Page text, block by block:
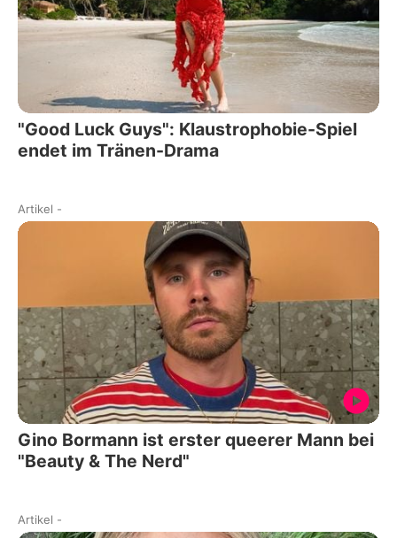
"Good Luck Guys": Klaustrophobie-Spiel
endet im Tränen-Drama
Artikel -
Gino Bormann ist erster queerer Mann bei
"Beauty & The Nerd"
Artikel -